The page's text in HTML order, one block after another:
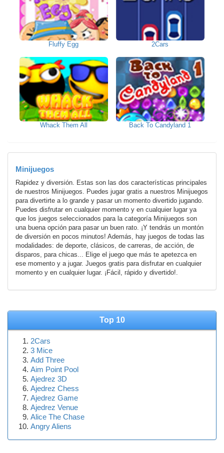
Fluffy Egg 2Cars
Whack Them All Back To Candyland 1
Minijuegos
Rapidez y diversión. Estas son las dos características principales
de nuestros Minijuegos. Puedes jugar gratis a nuestros Minijuegos
para divertirte a lo grande y pasar un momento divertido jugando.
Puedes disfrutar en cualquier momento y en cualquier lugar ya
que los juegos seleccionados para la categoría Minijuegos son
una buena opción para pasar un buen rato. ¡Y tendrás un montón
de diversión en pocos minutos! Además, hay juegos de todas las
modalidades: de deporte, clásicos, de carreras, de acción, de
disparos, para chicas... Elige el juego que más te apetezca en
ese momento y a jugar. Juegos gratis para disfrutar en cualquier
momento y en cualquier lugar. ¡Fácil, rápido y divertido!.
Top 10
2Cars
3 Mice
Add Three
Aim Point Pool
Ajedrez 3D
Ajedrez Chess
Ajedrez Game
Ajedrez Venue
Alice The Chase
Angry Aliens